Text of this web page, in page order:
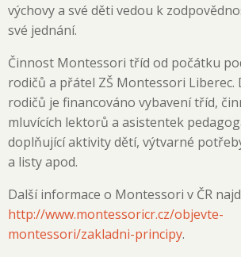
výchovy a své děti vedou k
své jednání.
Činnost Montessori tříd od počátku
rodičů a přátel ZŠ Montessori Liberec.
rodičů je financováno vybavení tříd,
mluvících lektorů a asistentek
doplňující aktivity dětí, výtvarné
a listy apod.
Další informace o Montessori v ČR
http://www.montessoricr.cz/objevte-
montessori/zakladni-principy.